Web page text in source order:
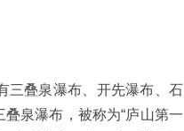
三叠泉瀑布、开先瀑布、石
泉瀑布，被称为“庐山第一